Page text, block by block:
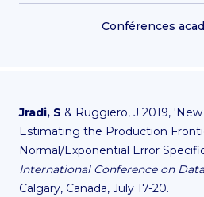
Conférences
Jradi, S & Ruggiero, J 2019,
Estimating the Production
Normal/Exponential Error
International Conference on
Calgary, Canada, July 17-20.